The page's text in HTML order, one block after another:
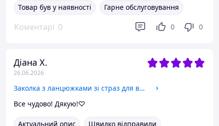
Товар був у наявності
Гарне обслуговування
Коментарі 0 0 0
Діана Х.
26.06.2026
Заколка з ланцюжками зі страз для волосся прикраса для волосся
Все чудово! Дякую!♡
Актуальний опис Швидко відправили